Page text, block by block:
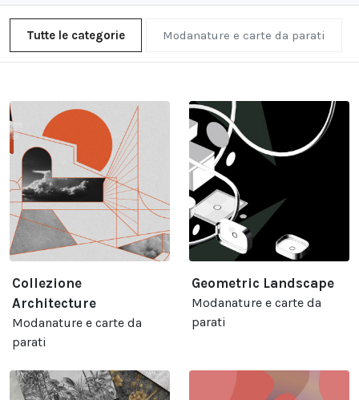
Tutte le categorie Modanature e carte da parati
Collezione
Architecture
Modanature e carte da
parati
Geometric Landscape
Modanature e carte da
parati